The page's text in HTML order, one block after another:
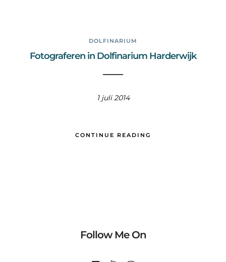
DOLFINARIUM
Fotograferen in Dolfinarium Harderwijk
1 juli 2014
CONTINUE READING
Follow Me On